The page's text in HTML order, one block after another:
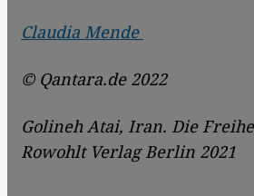
Claudia Mende
© Qantara.de 2022
Golineh Atai, Iran. Die
Rowohlt Verlag Berlin 2021